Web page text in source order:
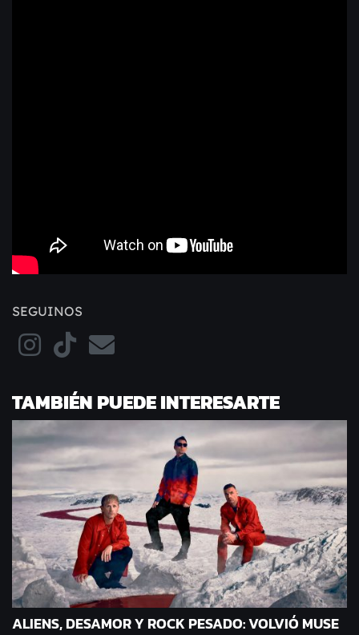
SEGUINOS
TAMBIÉN PUEDE INTERESARTE
ALIENS, DESAMOR Y ROCK PESADO: VOLVIÓ MUSE